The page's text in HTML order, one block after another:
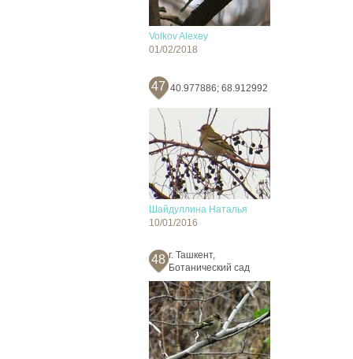
Volkov Alexey
01/02/2018
47 40.977886; 68.912992
Шайдуллина Наталья
10/01/2016
48 г. Ташкент,
Ботанический сад